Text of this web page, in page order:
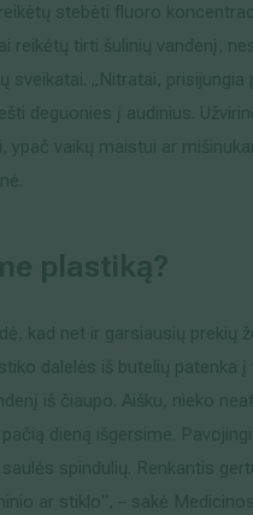
stebėti fluoro
reikėtų tirti šulinių vandenį,
sveikatai. „Nitratai,
deguonies į audinius.
ypač vaikų maistui ar
plastiką?
kad net ir garsiausių prekių
dalelės iš butelių patenka
iš čiaupo. Aišku, nieko
dieną išgersime.
spindulių. Renkantis
ar stiklo“, – sakė